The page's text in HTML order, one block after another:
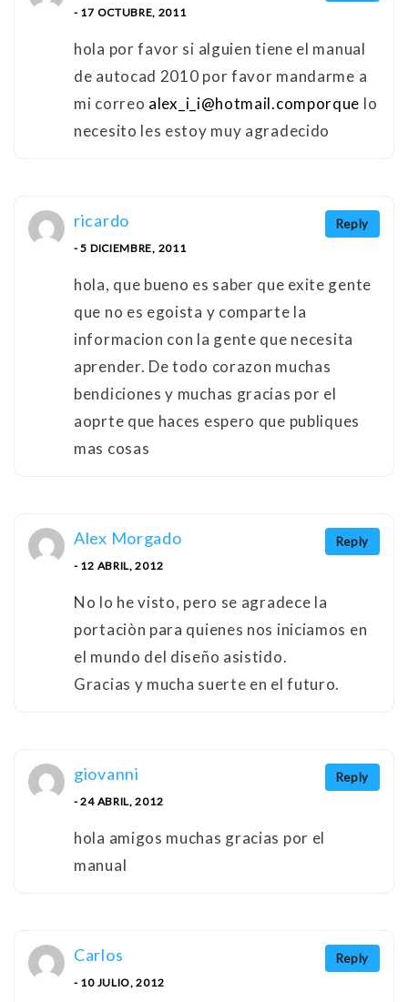
- 17 OCTUBRE, 2011
hola por favor si alguien tiene el manual
de autocad 2010 por favor mandarme a
mi correo alex_i_i@hotmail.comporque lo
necesito les estoy muy agradecido
Reply
ricardo
- 5 DICIEMBRE, 2011
hola, que bueno es saber que exite gente
que no es egoista y comparte la
informacion con la gente que necesita
aprender. De todo corazon muchas
bendiciones y muchas gracias por el
aoprte que haces espero que publiques
mas cosas
Reply
Alex Morgado
- 12 ABRIL, 2012
No lo he visto, pero se agradece la
portaciòn para quienes nos iniciamos en
el mundo del diseño asistido.
Gracias y mucha suerte en el futuro.
Reply
giovanni
- 24 ABRIL, 2012
hola amigos muchas gracias por el
manual
Reply
Carlos
- 10 JULIO, 2012